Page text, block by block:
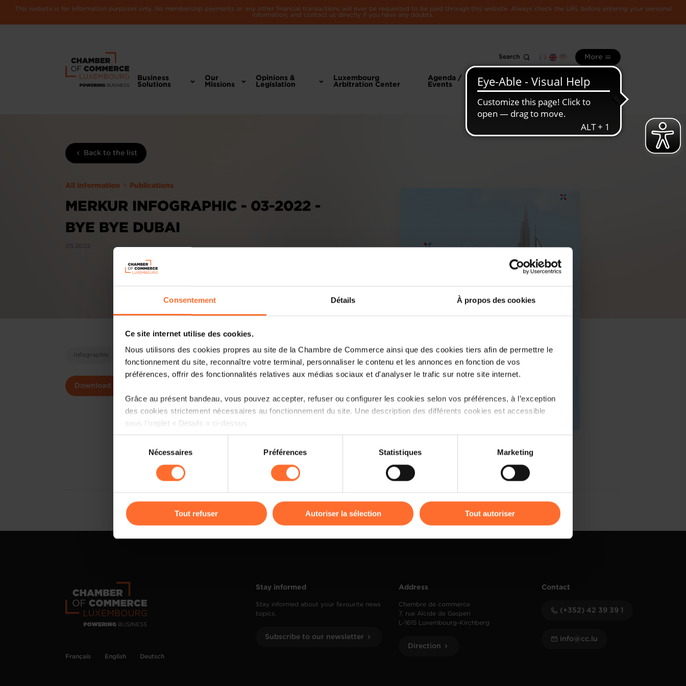
Consentement Détails À propos des cookies
Ce site internet utilise des cookies.
Nous utilisons des cookies propres au site de la Chambre de Commerce ainsi que des cookies tiers afin de permettre le
fonctionnement du site, reconnaître votre terminal, personnaliser le contenu et les annonces en fonction de vos
préférences, offrir des fonctionnalités relatives aux médias sociaux et d'analyser le trafic sur notre site internet.
Grâce au présent bandeau, vous pouvez accepter, refuser ou configurer les cookies selon vos préférences, à l’exception
des cookies strictement nécessaires au fonctionnement du site. Une description des différents cookies est accessible
sous l’onglet « Détails » ci-dessus.
Il est précisé que la navigation sur le site et certaines fonctionnalités (ex : lecture de vidéos, partage sur les réseaux
cas de refus de tous les cookies ou des cookies non nécessaires.
gauche de chaque page.
consentement
Nécessaires Préférences Statistiques Marketing
Tout refuser Autoriser la sélection Tout autoriser
This website is for information purposes only. No membership payments or any other financial transactions will ever be requested to be paid through this website. Always check the URL before entering your personal
information, and contact us directly if you have any doubts.
Search More
Business
Solutions
Our
Missions
Opinions &
Legislation
Luxembourg
Arbitration Center
Agenda /
Events
information
Luxembourg
economy
Back to the list
All information Publications
MERKUR INFOGRAPHIC - 03-2022 -
BYE BYE DUBAI
Infographie
Download
Français English Deutsch
Stay informed
Stay informed about your favourite news
topics.
Subscribe to our newsletter
Address
Chambre de commerce
7, rue Alcide de Gasperi
L-1615 Luxembourg-Kirchberg
Direction
Contact
(+352) 42 39 39 1
info@cc.lu